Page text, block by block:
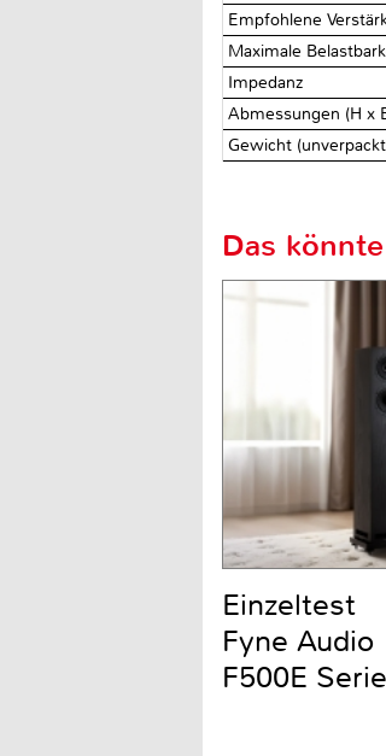
Empfohlene
Maximale
Impedanz
Abmessungen (H x
Gewicht
Das
Einzeltest
Fyne Audio
F500E Serie